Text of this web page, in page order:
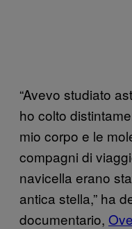
“Avevo studiato
ho colto
mio corpo e le
compagni di
navicella erano
antica stella,” ha
documentario,